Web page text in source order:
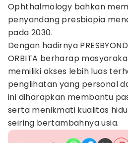
Ophthalmology bahkan
penyandang presbiopia
pada 2030.
Dengan hadirnya
ORBITA berharap
memiliki akses lebih luas
penglihatan yang personal
ini diharapkan membantu
serta menikmati kualitas
seiring bertambahnya usia.